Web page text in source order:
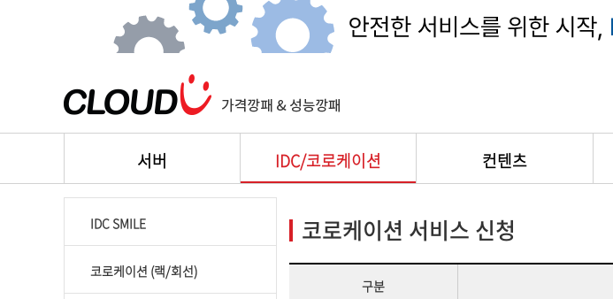
서버 IDC/코로케이션 컨텐츠
IDC SMILE
코로케이션 (랙/회선)
코로케이션 서비스 신청
구분